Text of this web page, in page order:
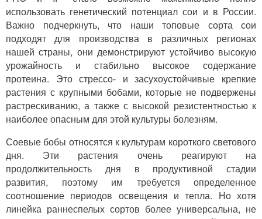
использовать генетический потенциал сои и в России.
Важно подчеркнуть, что наши топовые сорта сои
подходят для производства в различных регионах
нашей страны, они демонстрируют устойчиво высокую
урожайность и стабильно высокое содержание
протеина. Это стрессо- и засухоустойчивые крепкие
растения с крупными бобами, которые не подвержены
растрескиванию, а также с высокой резистентностью к
наиболее опасным для этой культуры болезням.
Соевые бобы относятся к культурам короткого светового
дня. Эти растения очень реагируют на
продолжительность дня в продуктивной стадии
развития, поэтому им требуется определенное
соотношение периодов освещения и тепла. Но хотя
линейка раннеспелых сортов более универсальна, не